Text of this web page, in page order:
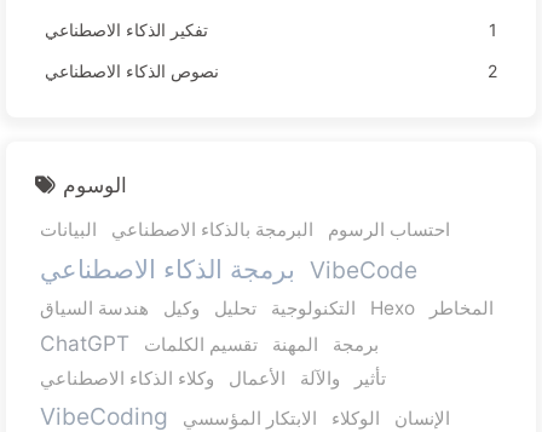
تفكير الذكاء الاصطناعي
1
نصوص الذكاء الاصطناعي
2
الوسوم
البيانات البرمجة بالذكاء الاصطناعي احتساب الرسوم
برمجة الذكاء الاصطناعي VibeCode
هندسة السياق وكيل تحليل التكنولوجية Hexo المخاطر
ChatGPT تقسيم الكلمات المهنة
برمجة
وكلاء الذكاء الاصطناعي
الأعمال والآلة تأثير
VibeCoding الابتكار المؤسسي الوكلاء
الإنسان